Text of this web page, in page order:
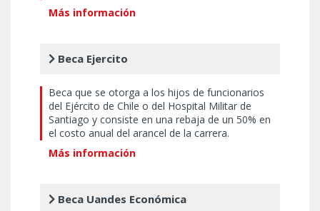
Más información
Beca Ejercito
Beca que se otorga a los hijos de funcionarios
del Ejército de Chile o del Hospital Militar de
Santiago y consiste en una rebaja de un 50% en
el costo anual del arancel de la carrera.
Más información
Beca Uandes Económica